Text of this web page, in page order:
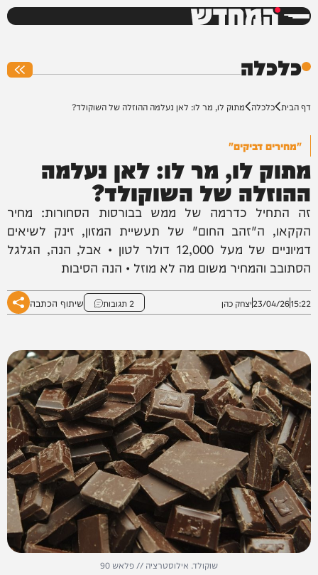
המחדש
כלכלה
דף הבית כלכלה מתוק לו, מר לו: לאן נעלמה ההוזלה של השוקולד?
"מחירים דביקים"
מתוק לו, מר לו: לאן נעלמה
ההוזלה של השוקולד?
זה התחיל כדרמה של ממש בבורסות הסחורות: מחיר
הקקאו, ה"זהב החום" של תעשיית המזון, זינק לשיאים
דמיוניים של מעל 12,000 דולר לטון • אבל, הנה, הגלגל
הסתובב והמחיר משום מה לא מוזל • הנה הסיבות
15:22
23/04/26יצחק כהן 2 תגובות שיתוף הכתבה
שוקולד. אילוסטרציה // פלאש 90